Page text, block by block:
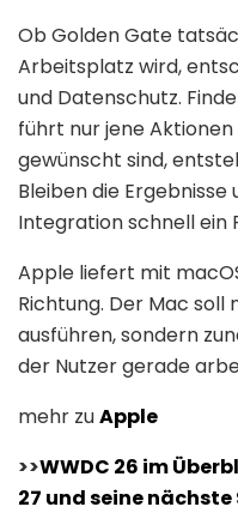
Ob Golden Gate
Arbeitsplatz wird,
und Datenschutz.
führt nur jene
gewünscht sind,
Bleiben die
Integration schnell ein
Apple liefert mit
Richtung. Der Mac
ausführen, sondern
der Nutzer gerade
mehr zuApple
>>WWDC 26 im
27 und seine